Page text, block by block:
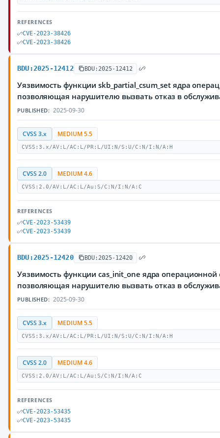
REFERENCES
CVE-2023-38426
CVE-2023-38426
BDU:2025-12412 BDU:2025-12412
Уязвимость функции skb_partial_csum_set ядра
позволяющая нарушителю вызвать отказ в
PUBLISHED: 2025-09-30
CVSS 3.x MEDIUM 5.5
CVSS:3.x/AV:L/AC:L/PR:L/UI:N/S:U/C:N/I:N/A:H
CVSS 2.0 MEDIUM 4.6
CVSS:2.0/AV:L/AC:L/Au:S/C:N/I:N/A:C
REFERENCES
CVE-2023-53439
CVE-2023-53439
BDU:2025-12420 BDU:2025-12420
Уязвимость функции cas_init_one ядра операционной
позволяющая нарушителю вызвать отказ в
PUBLISHED: 2025-09-30
CVSS 3.x MEDIUM 5.5
CVSS:3.x/AV:L/AC:L/PR:L/UI:N/S:U/C:N/I:N/A:H
CVSS 2.0 MEDIUM 4.6
CVSS:2.0/AV:L/AC:L/Au:S/C:N/I:N/A:C
REFERENCES
CVE-2023-53435
CVE-2023-53435